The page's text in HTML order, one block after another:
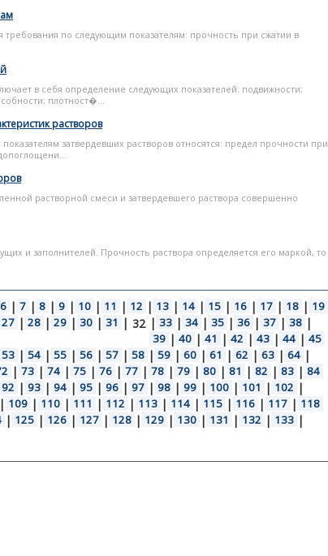
требования по следующим показателям: прочность при сжатии в
в себя определение следующих показателей: подвижности;
плотност�...
растворов
затвердевших растворов относятся: предел прочности при
растворной смеси и затвердевшего раствора совершенно
и заполнителей. Прочность раствора определяется его маркой, то
6 | 7 | 8 | 9 | 10 | 11 | 12 | 13 | 14 | 15 | 16 | 17 | 18 | 19
27 | 28 | 29 | 30 | 31 | 32 | 33 | 34 | 35 | 36 | 37 | 38 |
39 | 40 | 41 | 42 | 43 | 44 | 45
53 | 54 | 55 | 56 | 57 | 58 | 59 | 60 | 61 | 62 | 63 | 64 |
| 73 | 74 | 75 | 76 | 77 | 78 | 79 | 80 | 81 | 82 | 83 | 84
92 | 93 | 94 | 95 | 96 | 97 | 98 | 99 | 100 | 101 | 102 |
| 109 | 110 | 111 | 112 | 113 | 114 | 115 | 116 | 117 | 118
| 125 | 126 | 127 | 128 | 129 | 130 | 131 | 132 | 133 |